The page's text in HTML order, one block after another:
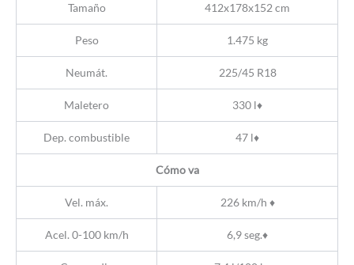
Tamaño 412x178x152 cm
Peso 1.475 kg
Neumát. 225/45 R18
Maletero 330 l♦
Dep. combustible 47 l♦
Cómo va
Vel. máx. 226 km/h ♦
Acel. 0-100 km/h 6,9 seg.♦